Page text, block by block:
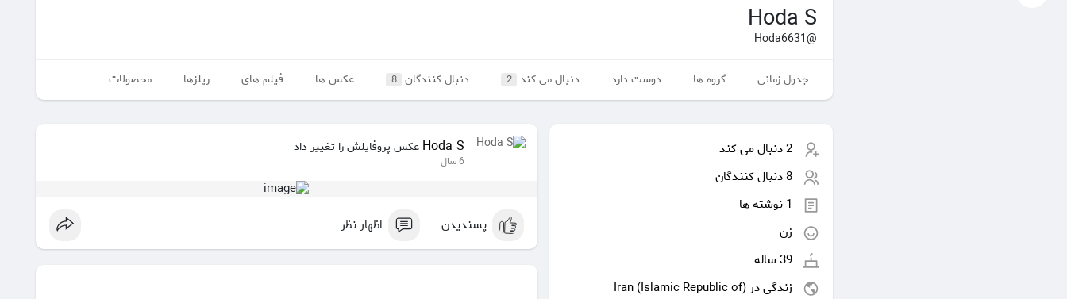
صفحات لایک شده
کاوش کنید
بازی ها
ارائه می دهد
Hoda S
@Hoda6631
جدول زمانی گروه ها دوست دارد دنبال می کند 2 دنبال کنندگان 8 عکس ها فیلم های ریلزها محصولات
2 دنبال می کند
8 دنبال کنندگان
1 نوشته ها
زن
39 ساله
زندگی در Iran (Islamic Republic of)
Hoda S عکس پروفایلش را تغییر داد
6 سال
پسندیدن اظهار نظر